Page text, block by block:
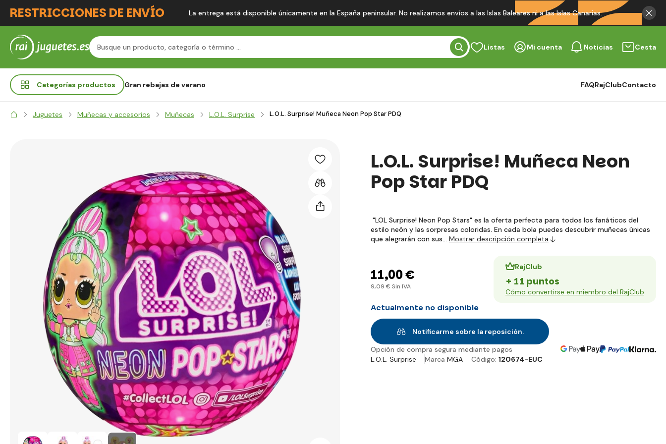
RESTRICCIONES DE ENVÍO La entrega está disponible únicamente en la España peninsular. No realizamos envíos a las Islas Baleares ni a las Islas Canarias.
Listas Mi cuenta Noticias Cesta
Categorías productos Gran rebajas de verano FAQRajClubContacto
Juguetes Muñecas y accesorios Muñecas L.O.L. Surprise L.O.L. Surprise! Muñeca Neon Pop Star PDQ
L.O.L. Surprise! Muñeca Neon
Pop Star PDQ
"LOL Surprise! Neon Pop Stars" es la oferta perfecta para todos los fanáticos del
estilo neón y las sorpresas coloridas. En cada bola puedes descubrir muñecas únicas
que alegrarán con sus… Mostrar descripción completa
11,00 €
9,09 € Sin IVA
RajClub
+ 11 puntos
Cómo convertirse en miembro del RajClub
Actualmente no disponible
Notificarme sobre la reposición.
Opción de compra segura mediante pagos
L.O.L. Surprise
Marca MGA Código: 120674-EUC